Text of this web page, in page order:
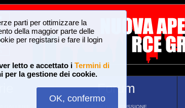
parti per ottimizzare la
della maggior parte delle
per registarsi e fare il login
letto e accettato i Termini di
per la gestione dei cookie.
OK, confermo
Forum
FORUM DI DISCUSSIONE